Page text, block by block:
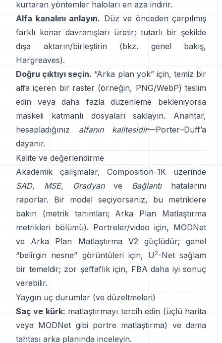
kurtaran yöntemler haloları en aza indirir.
Alfa kanalını anlayın. Düz ve önceden çarpılmış
farklı kenar davranışları üretir; tutarlı bir şekilde
dışa aktarın/birleştirin (bkz.
genel bakış,
Hargreaves).
Doğru çıktıyı seçin. “Arka plan yok” için, temiz bir
alfa içeren bir raster (örneğin, PNG/WebP) teslim
edin veya daha fazla düzenleme bekleniyorsa
maskeli katmanlı dosyaları saklayın. Anahtar,
hesapladığınız alfanın kalitesidir—Porter–Duff’a
dayanır.
Kalite ve değerlendirme
Akademik çalışmalar,Composition-1K üzerinde
SAD, MSE, Gradyanve Bağlantıhatalarını
raporlar. Bir model seçiyorsanız, bu metriklere
bakın
(metrik tanımları;
Arka Plan Matlaştırma
metrikleri bölümü). Portreler/video için, MODNet
ve
Arka Plan Matlaştırma V2güçlüdür; genel
“belirgin nesne” görüntüleri için, U2-Netsağlam
bir temeldir; zor şeffaflık için, FBA daha iyi sonuç
verebilir.
Yaygın uç durumlar (ve düzeltmeleri)
Saç ve kürk: matlaştırmayı tercih edin (üçlü harita
veya MODNet gibi portre matlaştırma) ve dama
tahtası arka planında inceleyin.